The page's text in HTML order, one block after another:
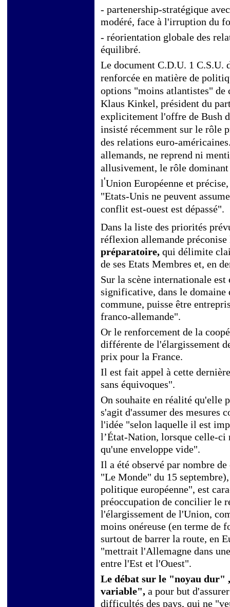
- partenership-stratégique
modéré, face à l'irruption du
- réorientation globale des
équilibré.
Le document C.D.U. 1 C.S.U.
renforcée en matière de
options "moins atlantistes" de
Klaus Kinkel, président du
explicitement l'offre de Bush
insisté récemment sur le rôle
des relations euro-
allemands, ne reprend ni
allusivement, le rôle
l'Union Européenne et
"Etats-Unis ne peuvent
conflit est-ouest est dépassé".
Dans la liste des priorités
réflexion allemande
préparatoire, qui délimite
de ses Etats Membres et, en
Sur la scène internationale
significative, dans le domaine
commune, puisse être
franco-allemande".
Or le renforcement de la
différente de l'élargissement
prix pour la France.
Il est fait appel à cette
sans équivoques".
On souhaite en réalité qu'elle
s'agit d'assumer des mesures
l'idée "selon laquelle il est
l’État-Nation, lorsque celle-ci
qu'une enveloppe vide".
Il a été observé par nombre
"Le Monde" du 15
politique européenne", est
préoccupation de concilier le
l'élargissement de l'Union,
moins onéreuse (en terme de
surtout de barrer la route, en
"mettrait l'Allemagne dans
entre l'Est et l'Ouest".
Le débat sur le "noyau dur"
variable", a pour but
difficultés des pays, qui ne